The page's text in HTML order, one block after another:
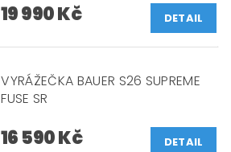
19 990 Kč DETAIL
VYRÁŽEČKA BAUER S26 SUPREME
FUSE SR
16 590 Kč DETAIL